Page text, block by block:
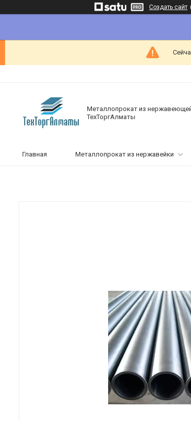
Создать сайт
Металлопрокат из
ТехТоргАлматы
Главная Металлопрокат из нержавейки